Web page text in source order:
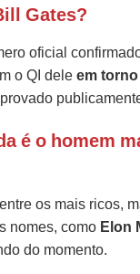
Gates?
oficial
o QI deleem
é o homem
os mais ricos,
nomes, como Elon
do momento.